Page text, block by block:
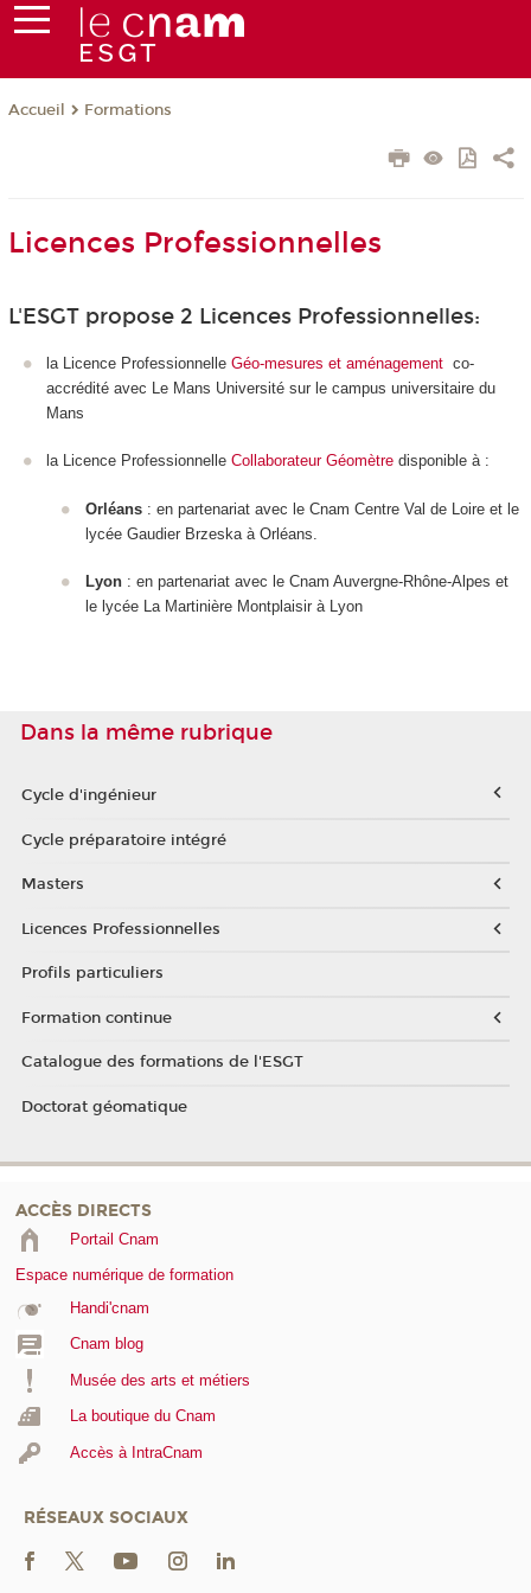
Accueil Formations
Licences Professionnelles
L'ESGT propose 2 Licences Professionnelles:
la Licence Professionnelle Géo-mesures et aménagement co-
accrédité avec Le Mans Université sur le campus universitaire du
Mans
la Licence Professionnelle Collaborateur Géomètre disponible à :
Orléans : en partenariat avec le Cnam Centre Val de Loire et le
lycée Gaudier Brzeska à Orléans.
Lyon : en partenariat avec le Cnam Auvergne-Rhône-Alpes et
le lycée La Martinière Montplaisir à Lyon
Dans la même rubrique
Cycle d'ingénieur
Cycle préparatoire intégré
Masters
Licences Professionnelles
Profils particuliers
Formation continue
Catalogue des formations de l'ESGT
Doctorat géomatique
ACCÈS DIRECTS
Portail Cnam
Espace numérique de formation
Handi'cnam
Cnam blog
Musée des arts et métiers
La boutique du Cnam
Accès à IntraCnam
RÉSEAUX SOCIAUX